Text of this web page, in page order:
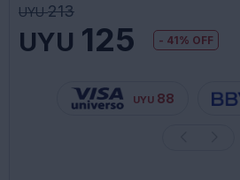
UYU 125
UYU 213
41
UYU 88